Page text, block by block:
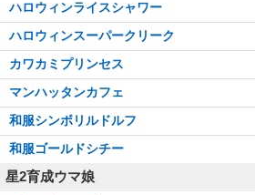
ハロウィンライスシャワー
ハロウィンスーパークリーク
カワカミプリンセス
マンハッタンカフェ
和服シンボリルドルフ
和服ゴールドシチー
星2育成ウマ娘